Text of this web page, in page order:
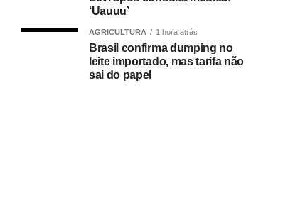
‘Uauuu’
AGRICULTURA 1 hora atrás
Brasil confirma dumping no
leite importado, mas tarifa não
sai do papel